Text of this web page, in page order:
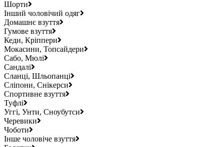
Шорти
Інший чоловічий одяг
Домашнє взуття
Гумове взуття
Кеди, Кріппери
Мокасини, Топсайдери
Сабо, Мюлі
Сандалі
Сланці, Шльопанці
Сліпони, Снікерси
Спортивне взуття
Туфлі
Уггі, Унти, Сноубутси
Черевики
Чоботи
Інше чоловіче взуття